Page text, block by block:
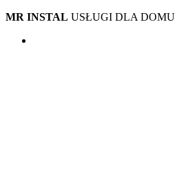
MR INSTAL USŁUGI DLA